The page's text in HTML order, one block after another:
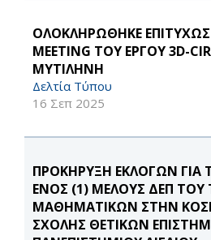
ΟΛΟΚΛΗΡΩΘΗΚΕ ΕΠΙΤΥΧΩΣ
MEETING ΤΟΥ ΕΡΓΟΥ 3D-
ΜΥΤΙΛΗΝΗ
Δελτία Τύπου
16 Σεπ 2025
ΠΡΟΚΗΡΥΞΗ ΕΚΛΟΓΩΝ ΓΙΑ
ΕΝΟΣ (1) ΜΕΛΟΥΣ ΔΕΠ
ΜΑΘΗΜΑΤΙΚΩΝ ΣΤΗΝ
ΣΧΟΛΗΣ ΘΕΤΙΚΩΝ